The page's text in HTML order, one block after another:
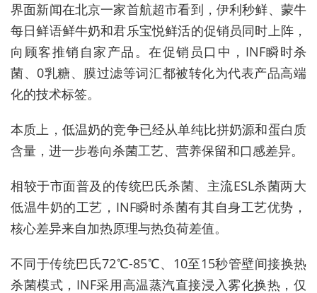
界面新闻在北京一家首航超市看到，伊利秒鲜、蒙牛
每日鲜语鲜牛奶和君乐宝悦鲜活的促销员同时上阵，
向顾客推销自家产品。在促销员口中，INF瞬时杀
菌、0乳糖、膜过滤等词汇都被转化为代表产品高端
化的技术标签。
本质上，低温奶的竞争已经从单纯比拼奶源和蛋白质
含量，进一步卷向杀菌工艺、营养保留和口感差异。
相较于市面普及的传统巴氏杀菌、主流ESL杀菌两大
低温牛奶的工艺，INF瞬时杀菌有其自身工艺优势，
核心差异来自加热原理与热负荷差值。
不同于传统巴氏72℃-85℃、10至15秒管壁间接换热
杀菌模式，INF采用高温蒸汽直接浸入雾化换热，仅